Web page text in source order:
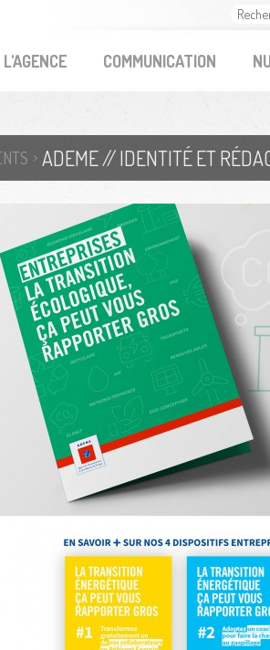
L'AGENCE COMMUNICATION
ADEME // IDENTITÉ ET